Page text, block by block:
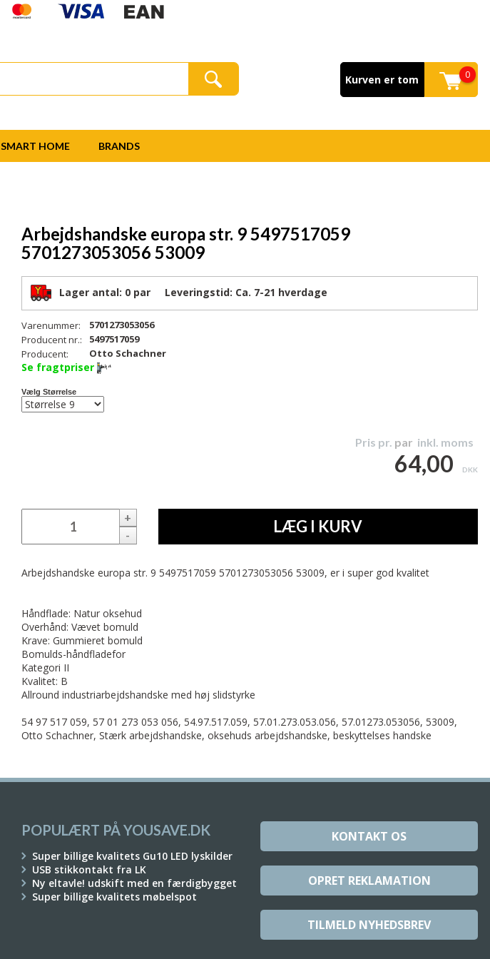
Kurven er tom 0
SMART HOME BRANDS
Arbejdshandske europa str. 9 5497517059
5701273053056 53009
Lager antal: 0 parLeveringstid: Ca. 7-21 hverdage
Varenummer:
5701273053056
Producent nr.:
5497517059
Producent:
Otto Schachner
Se fragtpriser
Vælg Størrelse
Pris pr. par inkl. moms
64,00 DKK
+
-
LÆG I KURV
Arbejdshandske europa str. 9 5497517059 5701273053056 53009, er i super god kvalitet
Håndflade: Natur oksehud
Overhånd: Vævet bomuld
Krave: Gummieret bomuld
Bomulds-håndfladefor
Kategori II
Kvalitet: B
Allround industriarbejdshandske med høj slidstyrke
54 97 517 059, 57 01 273 053 056, 54.97.517.059, 57.01.273.053.056, 57.01273.053056, 53009,
Otto Schachner, Stærk arbejdshandske, oksehuds arbejdshandske, beskyttelses handske
POPULÆRT PÅ YOUSAVE.DK
Super billige kvalitets Gu10 LED lyskilder
USB stikkontakt fra LK
Ny eltavle! udskift med en færdigbygget
Super billige kvalitets møbelspot
KONTAKT OS
OPRET REKLAMATION
TILMELD NYHEDSBREV